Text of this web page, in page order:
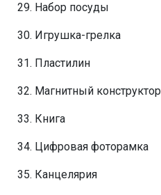
Набор посуды
Игрушка-грелка
Пластилин
Магнитный конструктор
Книга
Цифровая фоторамка
Канцелярия